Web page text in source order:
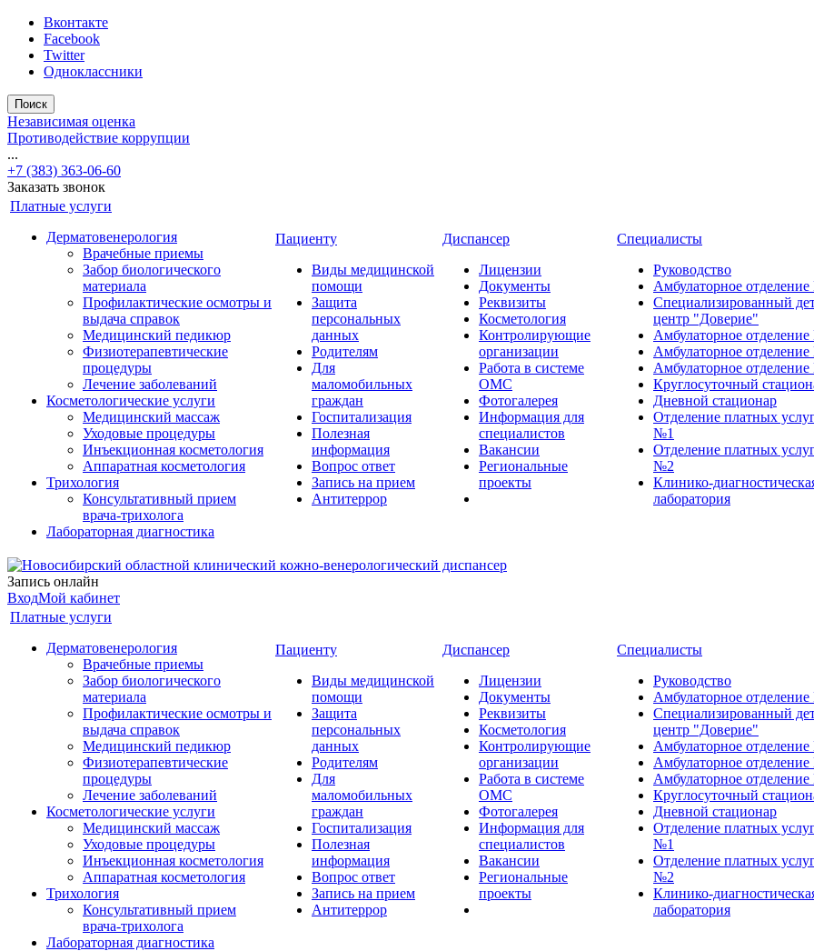
Вконтакте
Facebook
Twitter
Одноклассники
Поиск
Независимая оценка
Противодействие коррупции
...
+7 (383) 363-06-60
Заказать звонок
Платные услуги
Дерматовенерология
Врачебные приемы
Забор биологического
материала
Профилактические осмотры и
выдача справок
Медицинский педикюр
Физиотерапевтические
процедуры
Лечение заболеваний
Косметологические услуги
Медицинский массаж
Уходовые процедуры
Инъекционная косметология
Аппаратная косметология
Трихология
Консультативный прием
врача-трихолога
Лабораторная диагностика
Пациенту
Виды медицинской
помощи
Защита
персональных
данных
Родителям
Для
маломобильных
граждан
Госпитализация
Полезная
информация
Вопрос ответ
Запись на прием
Антитеррор
Диспансер
Лицензии
Документы
Реквизиты
Косметология
Контролирующие
организации
Работа в системе
ОМС
Фотогалерея
Информация для
специалистов
Вакансии
Региональные
проекты
Специалисты
Руководство
Амбулаторное
Специализированный
центр "Доверие"
Амбулаторное
Амбулаторное
Амбулаторное
Круглосуточный
Дневной стационар
Отделение платных
№1
Отделение платных
№2
Клинико-
лаборатория
Запись онлайн
ВходМой кабинет
Платные услуги
Дерматовенерология
Врачебные приемы
Забор биологического
материала
Профилактические осмотры и
выдача справок
Медицинский педикюр
Физиотерапевтические
процедуры
Лечение заболеваний
Косметологические услуги
Медицинский массаж
Уходовые процедуры
Инъекционная косметология
Аппаратная косметология
Трихология
Консультативный прием
врача-трихолога
Лабораторная диагностика
Пациенту
Виды медицинской
помощи
Защита
персональных
данных
Родителям
Для
маломобильных
граждан
Госпитализация
Полезная
информация
Вопрос ответ
Запись на прием
Антитеррор
Диспансер
Лицензии
Документы
Реквизиты
Косметология
Контролирующие
организации
Работа в системе
ОМС
Фотогалерея
Информация для
специалистов
Вакансии
Региональные
проекты
Специалисты
Руководство
Амбулаторное
Специализированный
центр "Доверие"
Амбулаторное
Амбулаторное
Амбулаторное
Круглосуточный
Дневной стационар
Отделение платных
№1
Отделение платных
№2
Клинико-
лаборатория